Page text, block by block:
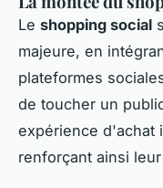
Le shopping social
majeure, en
plateformes
de toucher un
expérience d'achat
renforçant ainsi